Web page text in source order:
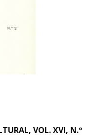
VOL. XVI, N.º